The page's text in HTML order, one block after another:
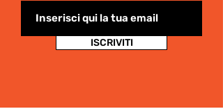
ISCRIVITI